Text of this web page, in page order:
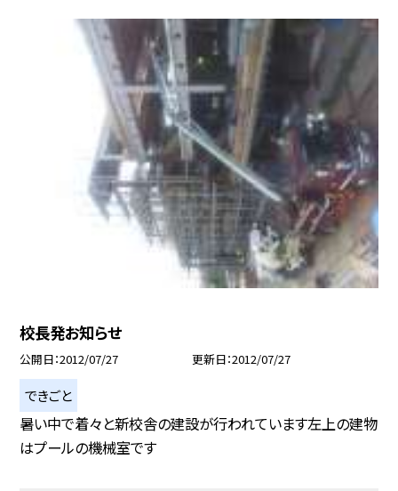
校長発お知らせ
公開日 2012/07/27 更新日 2012/07/27
できごと
暑い中で着々と新校舎の建設が行われています左上の建物
はプールの機械室です